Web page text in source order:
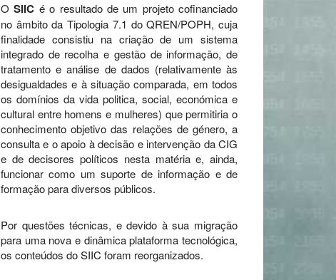
OSIIC é o resultado de um projeto cofinanciado
no âmbito da Tipologia 7.1 do QREN/POPH, cuja
finalidade consistiu na criação de um sistema
integrado de recolha e gestão de informação, de
tratamento e análise de dados (relativamente às
desigualdades e à situação comparada, em todos
os domínios da vida politica, social, económica e
cultural entre homens e mulheres) que permitiria o
conhecimento objetivo das relações de género, a
consulta e o apoio à decisão e intervenção da CIG
e de decisores políticos nesta matéria e, ainda,
funcionar como um suporte de informação e de
formação para diversos públicos.
Por questões técnicas, e devido à sua migração
para uma nova e dinâmica plataforma tecnológica,
os conteúdos do SIIC foram reorganizados.